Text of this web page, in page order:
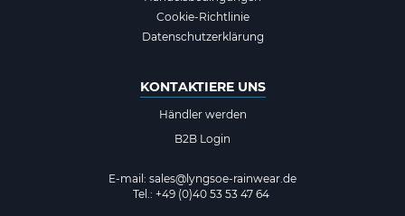
Cookie-Richtlinie
Datenschutzerklärung
KONTAKTIERE UNS
Händler werden
B2B Login
E-mail: sales@lyngsoe-rainwear.de
Tel.: +49 (0)40 53 53 47 64